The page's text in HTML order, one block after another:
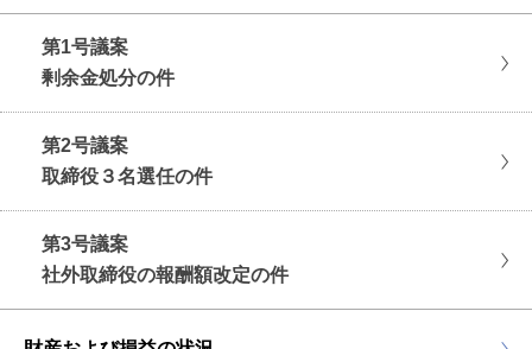
第1号議案
剰余金処分の件
第2号議案
取締役３名選任の件
第3号議案
社外取締役の報酬額改定の件